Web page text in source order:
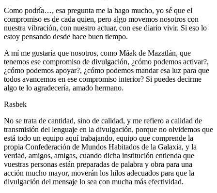
Como podría…, esa pregunta me la hago mucho, yo sé que el
compromiso es de cada quien, pero algo movemos nosotros con
nuestra vibración, con nuestro actuar, con ese diario vivir. Si eso lo
estoy pensando desde hace buen tiempo.
A mí me gustaría que nosotros, como Máak de Mazatlán, que
tenemos ese compromiso de divulgación, ¿cómo podemos activar?,
¿cómo podemos apoyar?, ¿cómo podemos mandar esa luz para que
todos avancemos en ese compromiso interior? Si puedes decirme
algo te lo agradecería, amado hermano.
Rasbek
No se trata de cantidad, sino de calidad, y me refiero a calidad de
transmisión del lenguaje en la divulgación, porque no olvidemos que
está todo un equipo aquí trabajando, equipo que comprende la
propia Confederación de Mundos Habitados de la Galaxia, y la
verdad, amigos, amigas, cuando dicha institución entienda que
vuestras personas están preparadas de palabra y obra para una
acción mucho mayor, moverán los hilos adecuados para que la
divulgación del mensaje lo sea con mucha más efectividad.